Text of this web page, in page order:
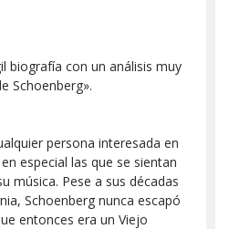
biografía con un análisis muy
Schoenberg».
persona interesada en
especial las que se sientan
música. Pese a sus décadas
Schoenberg nunca escapó
entonces era un Viejo